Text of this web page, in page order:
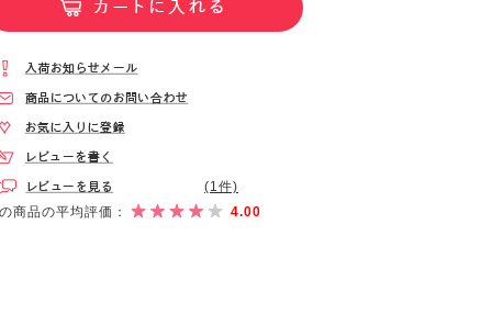
(1件)
商品の平均評価：
4.00